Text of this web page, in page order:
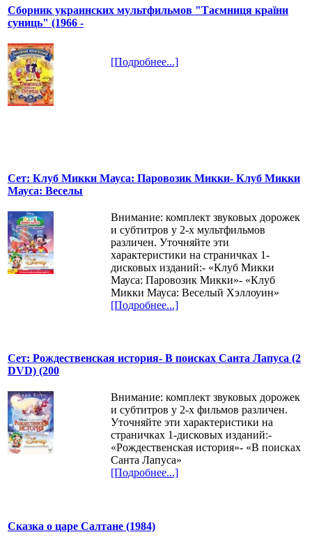
Сборник украинских мультфильмов "Таємниця країни
суниць" (1966 -
[Подробнее...]
Сет: Клуб Микки Мауса: Паровозик Микки- Клуб Микки
Мауса: Веселы
Внимание: комплект звуковых дорожек
и субтитров у 2-х мультфильмов
различен. Уточняйте эти
характеристики на страничках 1-
дисковых изданий:- «Клуб Микки
Мауса: Паровозик Микки»- «Клуб
Микки Мауса: Веселый Хэллоуин»
[Подробнее...]
Сет: Рождественская история- В поисках Санта Лапуса (2
DVD) (200
Внимание: комплект звуковых дорожек
и субтитров у 2-х фильмов различен.
Уточняйте эти характеристики на
страничках 1-дисковых изданий:-
«Рождественская история»- «В поисках
Санта Лапуса»
[Подробнее...]
Сказка о царе Салтане (1984)